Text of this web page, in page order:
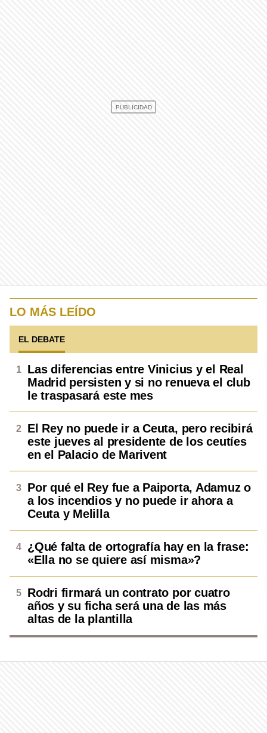
LO MÁS LEÍDO
EL DEBATE
Las diferencias entre Vinicius y el Real
Madrid persisten y si no renueva el club
le traspasará este mes
El Rey no puede ir a Ceuta, pero recibirá
este jueves al presidente de los ceutíes
en el Palacio de Marivent
Por qué el Rey fue a Paiporta, Adamuz o
a los incendios y no puede ir ahora a
Ceuta y Melilla
¿Qué falta de ortografía hay en la frase:
«Ella no se quiere así misma»?
Rodri firmará un contrato por cuatro
años y su ficha será una de las más
altas de la plantilla